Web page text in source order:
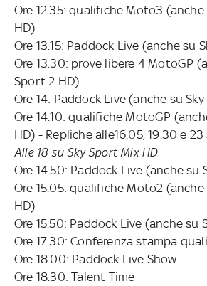
Ore 12.35: qualifiche Moto3 (anche
HD)
Ore 13.15: Paddock Live (anche su
Ore 13.30: prove libere 4 MotoGP
Sport 2 HD)
Ore 14: Paddock Live (anche su
Ore 14.10: qualifiche MotoGP
HD) - Repliche alle16.05, 19.30 e
Alle 18 su Sky Sport Mix HD
Ore 14.50: Paddock Live (anche su
Ore 15.05: qualifiche Moto2 (anche
HD)
Ore 15.50: Paddock Live (anche su
Ore 17.30: Conferenza stampa
Ore 18.00: Paddock Live Show
Ore 18.30: Talent Time